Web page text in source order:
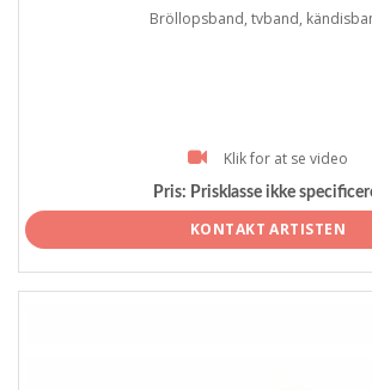
Bröllopsband, tvband,
Klik for at se video
Pris: Prisklasse ikke
KONTAKT ARTISTEN